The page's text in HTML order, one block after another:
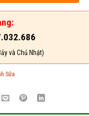
và Chủ Nhật)
Sữa